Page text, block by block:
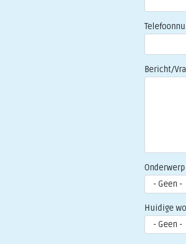
Bericht/
Huidige